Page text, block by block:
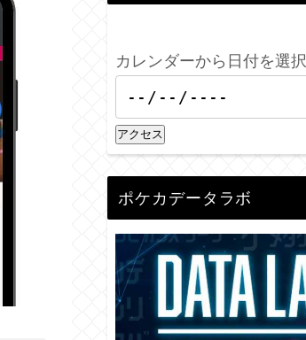
カレンダーから日付を選択
アクセス
ポケカデータラボ